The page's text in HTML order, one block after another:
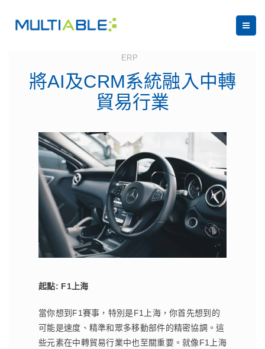
ERP
將AI及CRM系統融入中轉
貿易行業
起點: F1上海
當你想到F1賽事，特別是F1上海，你首先想到的
可能是速度、精準和眾多移動部件的精密協調。這
些元素在中轉貿易行業中也至關重要。就像F1上海